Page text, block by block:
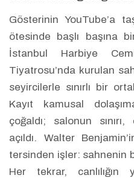
Gösterinin YouTube’a
ötesinde başlı başına
İstanbul Harbiye
Tiyatrosu’nda kurulan
seyircilerle sınırlı bir
Kayıt kamusal
çoğaldı; salonun
açıldı. Walter
tersinden işler: sahnenin
Her tekrar, canlılığın